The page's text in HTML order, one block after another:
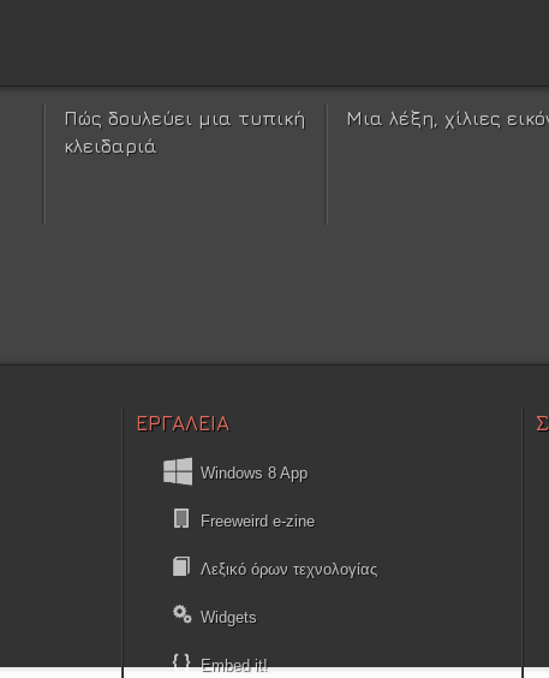
Πώς δουλεύει μια τυπική
κλειδαριά
Μια λέξη, χίλιες
ΕΡΓΑΛΕΙΑ
Windows 8 App
Freeweird e-zine
Λεξικό όρων τεχνολογίας
Widgets
Embed it!